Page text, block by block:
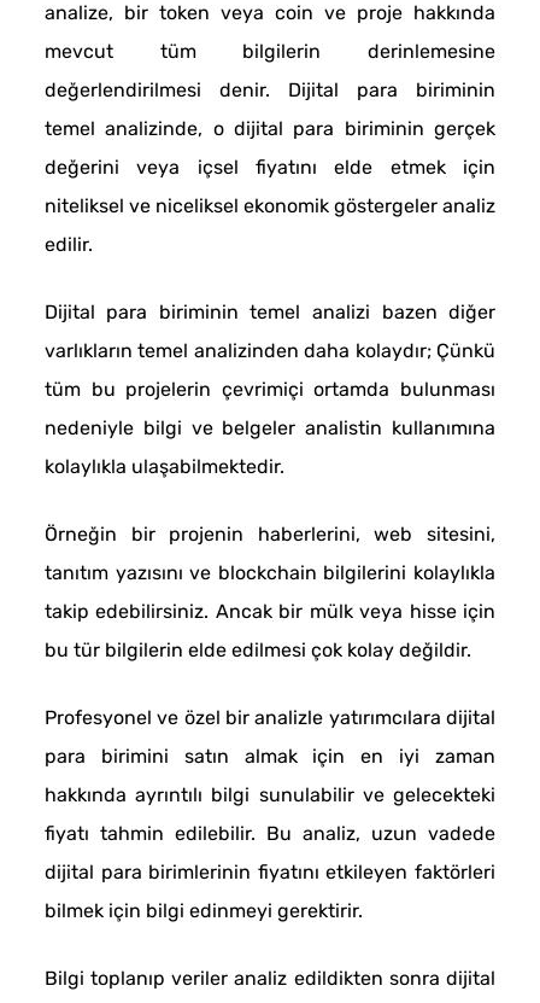
analize, bir token veya coin ve proje hakkında
mevcut tüm bilgilerin derinlemesine
değerlendirilmesi denir. Dijital para biriminin
temel analizinde, o dijital para biriminin gerçek
değerini veya içsel fiyatını elde etmek için
niteliksel ve niceliksel ekonomik göstergeler analiz
edilir.
Dijital para biriminin temel analizi bazen diğer
varlıkların temel analizinden daha kolaydır; Çünkü
tüm bu projelerin çevrimiçi ortamda bulunması
nedeniyle bilgi ve belgeler analistin kullanımına
kolaylıkla ulaşabilmektedir.
Örneğin bir projenin haberlerini, web sitesini,
tanıtım yazısını ve blockchain bilgilerini kolaylıkla
takip edebilirsiniz. Ancak bir mülk veya hisse için
bu tür bilgilerin elde edilmesi çok kolay değildir.
Profesyonel ve özel bir analizle yatırımcılara dijital
para birimini satın almak için en iyi zaman
hakkında ayrıntılı bilgi sunulabilir ve gelecekteki
fiyatı tahmin edilebilir. Bu analiz, uzun vadede
dijital para birimlerinin fiyatını etkileyen faktörleri
bilmek için bilgi edinmeyi gerektirir.
Bilgi toplanıp veriler analiz edildikten sonra dijital